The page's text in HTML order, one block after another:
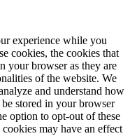
experience while you
cookies, the cookies that
your browser as they are
of the website. We
and understand how
stored in your browser
option to opt-out of these
may have an effect